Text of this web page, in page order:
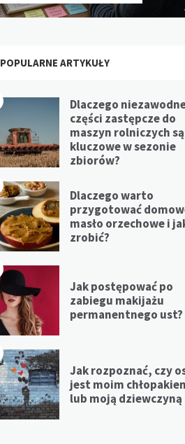
POPULARNE ARTYKUŁY
Dlaczego
części zastępcze do
maszyn rolniczych są
kluczowe w sezonie
zbiorów?
Dlaczego warto
przygotować
masło orzechowe i
zrobić?
Jak postępować po
zabiegu makijażu
permanentnego ust?
Jak rozpoznać, czy
jest moim
lub moją dziewczyną